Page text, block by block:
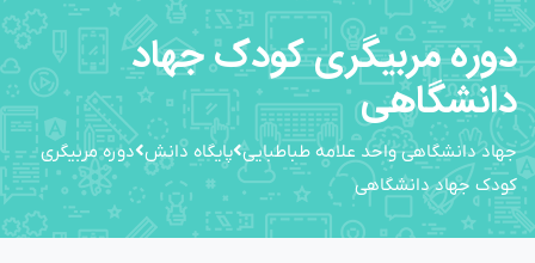
دوره مربیگری کودک جهاد
دانشگاهی
جهاد دانشگاهی واحد علامه طباطبایی پایگاه دانش دوره مربیگری
کودک جهاد دانشگاهی